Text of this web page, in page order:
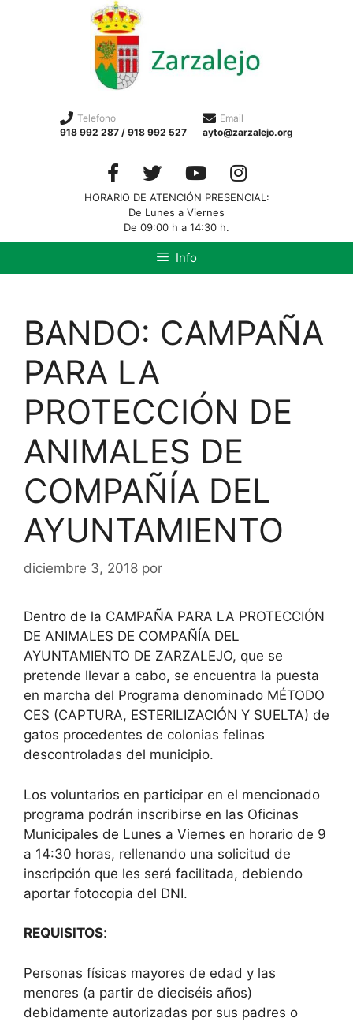
Telefono
918 992 287 / 918 992 527
Email
ayto@zarzalejo.org
HORARIO DE ATENCIÓN PRESENCIAL:
De Lunes a Viernes
De 09:00 h a 14:30 h.
Info
BANDO: CAMPAÑA
PARA LA
PROTECCIÓN DE
ANIMALES DE
COMPAÑÍA DEL
AYUNTAMIENTO
diciembre 3, 2018 por
Dentro de la CAMPAÑA PARA LA PROTECCIÓN
DE ANIMALES DE COMPAÑÍA DEL
AYUNTAMIENTO DE ZARZALEJO, que se
pretende llevar a cabo, se encuentra la puesta
en marcha del Programa denominado MÉTODO
CES (CAPTURA, ESTERILIZACIÓN Y SUELTA) de
gatos procedentes de colonias felinas
descontroladas del municipio.
Los voluntarios en participar en el mencionado
programa podrán inscribirse en las Oficinas
Municipales de Lunes a Viernes en horario de 9
a 14:30 horas, rellenando una solicitud de
inscripción que les será facilitada, debiendo
aportar fotocopia del DNI.
REQUISITOS:
Personas físicas mayores de edad y las
menores (a partir de dieciséis años)
debidamente autorizadas por sus padres o